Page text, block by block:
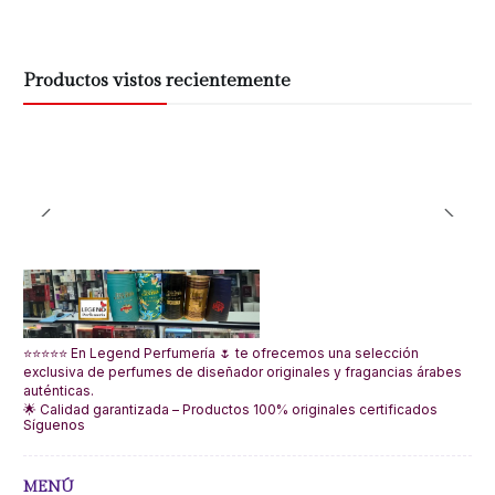
Productos vistos recientemente
⭐⭐⭐⭐⭐ En Legend Perfumería 🌷 te ofrecemos una selección
exclusiva de perfumes de diseñador originales y fragancias árabes
auténticas.
🌟 Calidad garantizada – Productos 100% originales certificados
Síguenos
MENÚ